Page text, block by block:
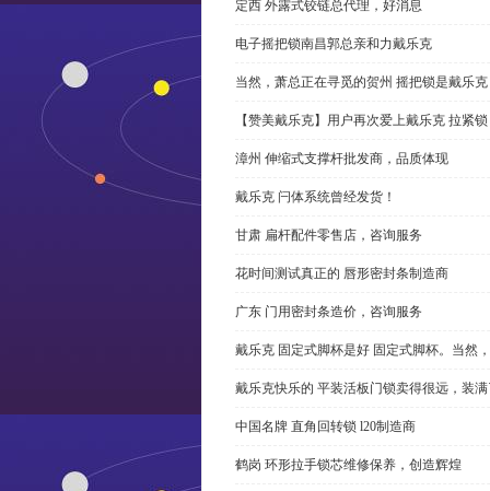
定西 外露式铰链总代理，好消息
电子摇把锁南昌郭总亲和力戴乐克
当然，萧总正在寻觅的贺州 摇把锁是戴乐克
【赞美戴乐克】用户再次爱上戴乐克 拉紧锁
漳州 伸缩式支撑杆批发商，品质体现
戴乐克 闩体系统曾经发货！
甘肃 扁杆配件零售店，咨询服务
花时间测试真正的 唇形密封条制造商
广东 门用密封条造价，咨询服务
戴乐克 固定式脚杯是好 固定式脚杯。当然
戴乐克快乐的 平装活板门锁卖得很远，装
中国名牌 直角回转锁 l20制造商
鹤岗 环形拉手锁芯维修保养，创造辉煌